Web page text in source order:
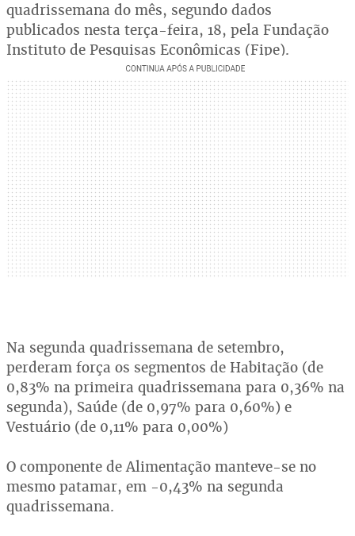
quadrissemana do mês, segundo dados
publicados nesta terça-feira, 18, pela Fundação
Instituto de Pesquisas Econômicas (Fipe).
Na segunda quadrissemana de setembro,
perderam força os segmentos de Habitação (de
0,83% na primeira quadrissemana para 0,36% na
segunda), Saúde (de 0,97% para 0,60%) e
Vestuário (de 0,11% para 0,00%)
O componente de Alimentação manteve-se no
mesmo patamar, em -0,43% na segunda
quadrissemana.